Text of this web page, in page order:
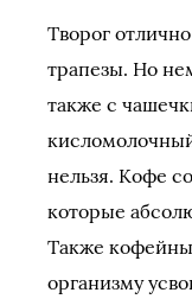
Творог
трапезы. Но
также с
нельзя. Кофе
которые
Также
организму